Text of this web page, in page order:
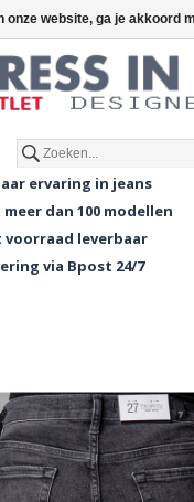
ervaring in jeans
dan 100 modellen
leverbaar
via Bpost 24/7
aan
onze website, ga je